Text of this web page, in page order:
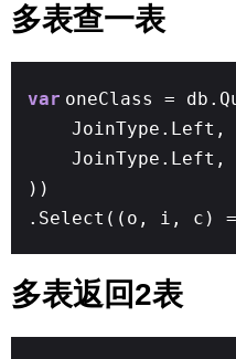
多表查一表
var oneClass =
JoinType.Left,
))
.Select((o, i, c)
多表返回2表